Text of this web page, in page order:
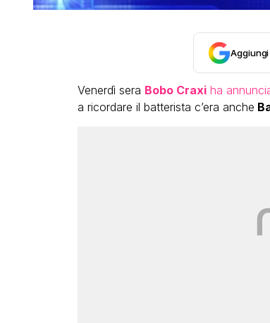
Venerdì sera Bobo Craxiha
a ricordare il batterista c’era anche